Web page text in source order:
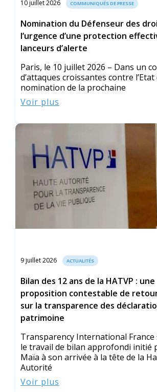
10 juillet 2026 COMMUNIQUÉS DE PRESSE
Nomination du Défenseur des
l’urgence d’une protection
lanceurs d’alerte
Paris, le 10 juillet 2026 – Dans un
d’attaques croissantes contre
nomination de la prochaine
Voir plus
9 juillet 2026 ACTUALITÉS
Bilan des 12 ans de la HATVP : une
proposition contestable de
sur la transparence des
patrimoine
Transparency International France
le travail de bilan approfondi initié
Maïa à son arrivée à la tête de la
Autorité
Voir plus